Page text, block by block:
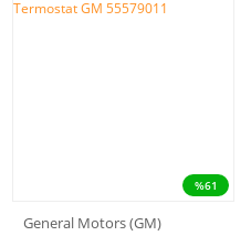
%61
General Motors (GM)